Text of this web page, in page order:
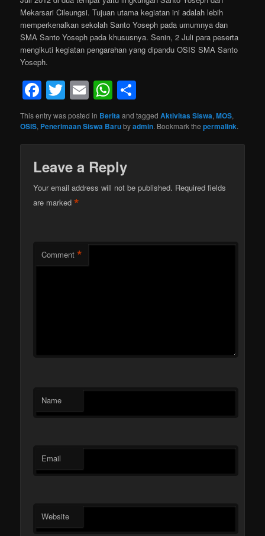
Mekarsari Cileungsi. Tujuan utama kegiatan ini adalah lebih
memperkenalkan sekolah Santo Yoseph pada umumnya dan
SMA Santo Yoseph pada khususnya. Senin, 2 Juli para peserta
mengikuti kegiatan pengarahan yang dipandu OSIS SMA Santo
Yoseph.
Facebook
Twitter
EmailWhatsApp
This entry was posted in Beritaand taggedAktivitas Siswa,MOS,
OSIS, Penerimaan Siswa Barubyadmin. Bookmark thepermalink.
Leave a Reply
Your email address will not be published. Required fields
are marked*
Comment *
Name
Email
Website